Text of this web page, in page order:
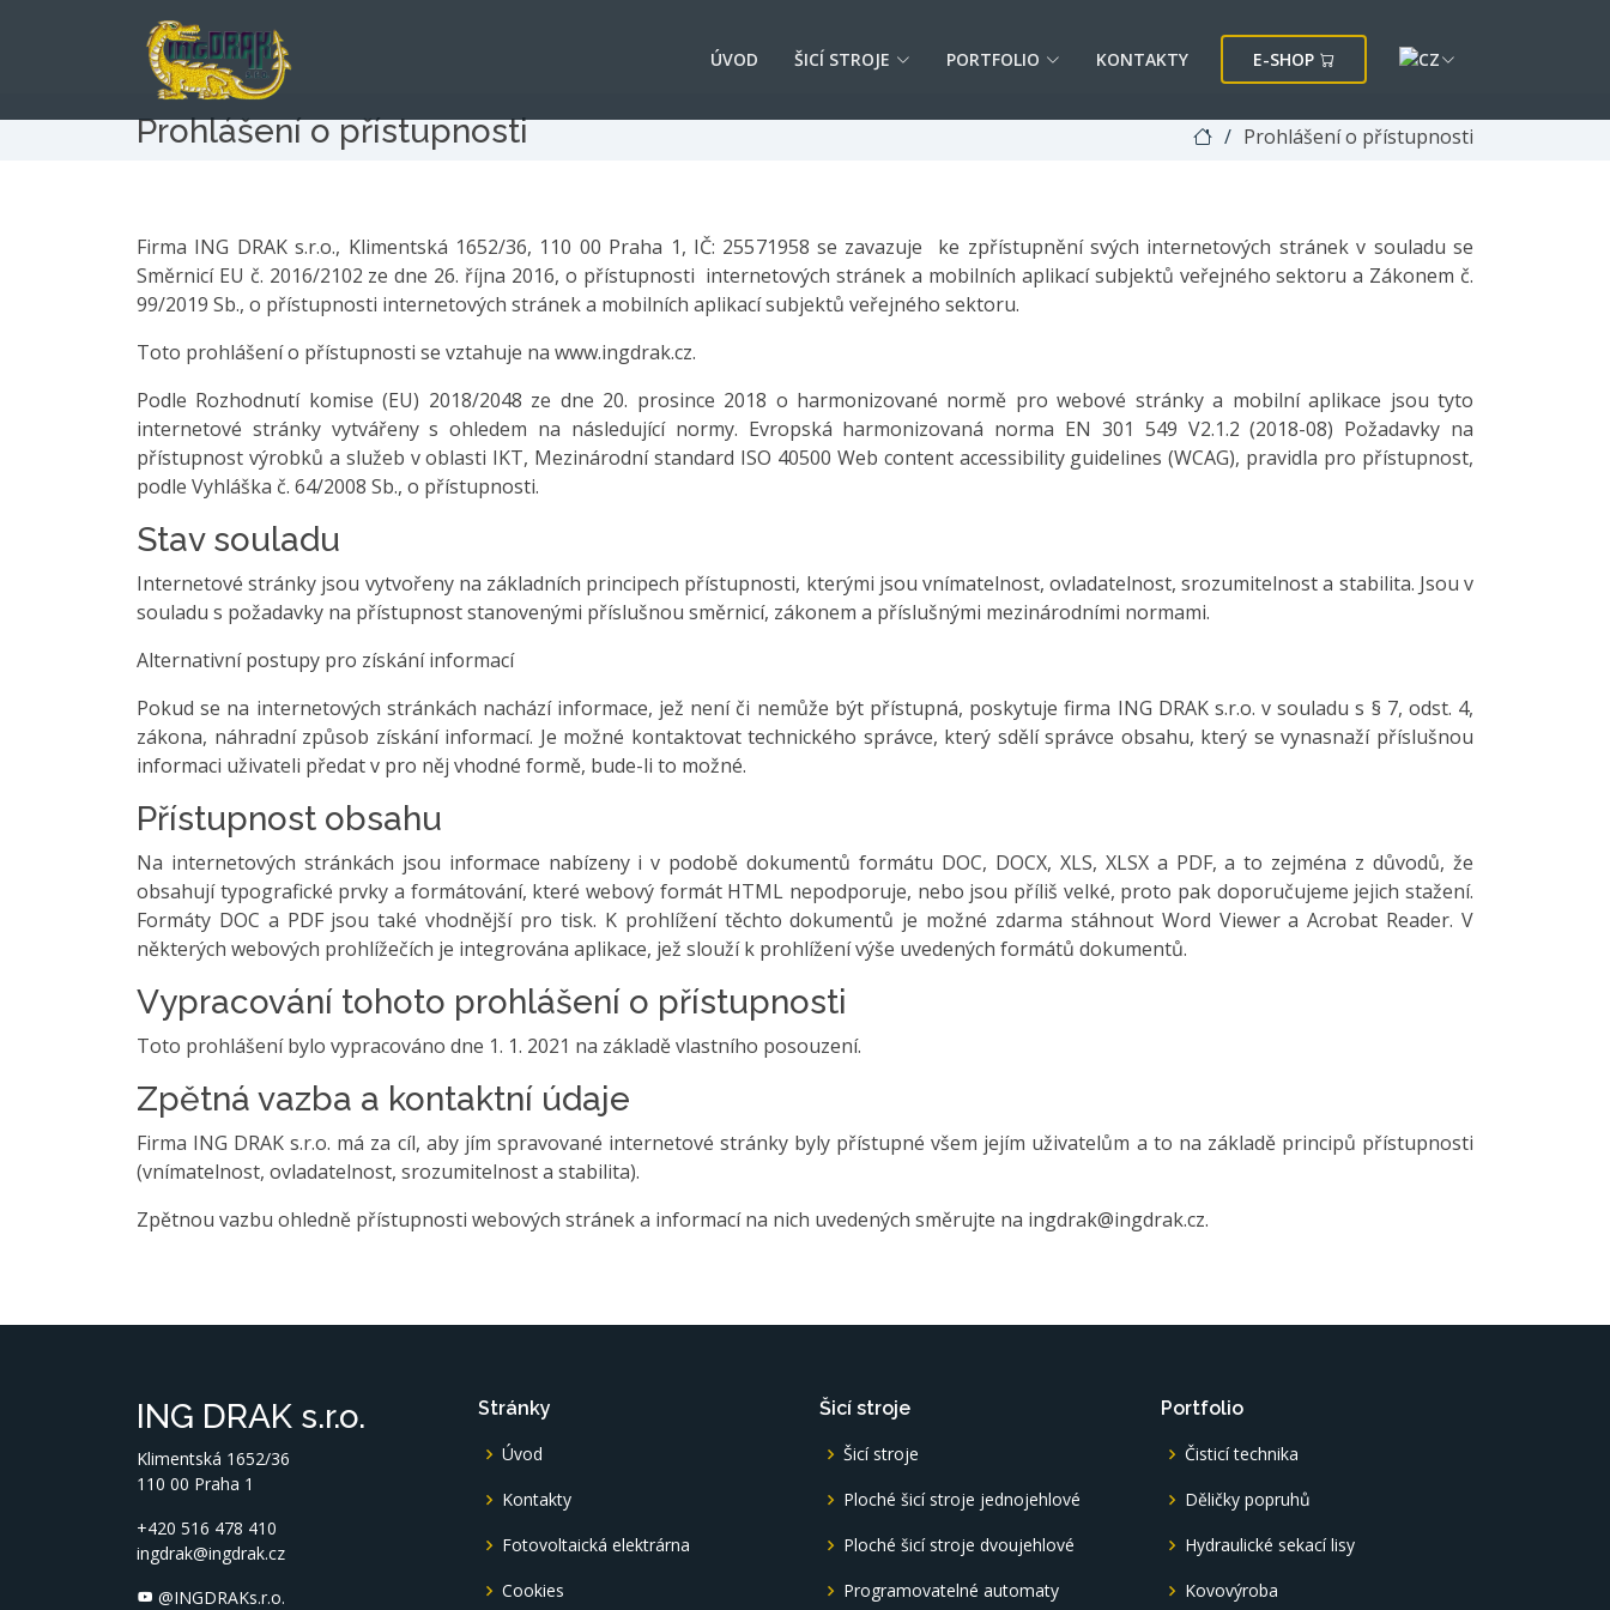
ÚVOD ŠICÍ STROJE PORTFOLIO KONTAKTY E-SHOP
Prohlášení o přístupnosti Prohlášení o přístupnosti
Firma ING DRAK s.r.o., Klimentská 1652/36, 110 00 Praha 1, IČ: 25571958 se zavazuje ke zpřístupnění svých internetových stránek v souladu se
Směrnicí EU č. 2016/2102 ze dne 26. října 2016, o přístupnosti internetových stránek a mobilních aplikací subjektů veřejného sektoru a Zákonem č.
99/2019 Sb., o přístupnosti internetových stránek a mobilních aplikací subjektů veřejného sektoru.
Toto prohlášení o přístupnosti se vztahuje na www.ingdrak.cz.
Podle Rozhodnutí komise (EU) 2018/2048 ze dne 20. prosince 2018 o harmonizované normě pro webové stránky a mobilní aplikace jsou tyto
internetové stránky vytvářeny s ohledem na následující normy. Evropská harmonizovaná norma EN 301 549 V2.1.2 (2018-08) Požadavky na
přístupnost výrobků a služeb v oblasti IKT, Mezinárodní standard ISO 40500 Web content accessibility guidelines (WCAG), pravidla pro přístupnost,
podle Vyhláška č. 64/2008 Sb., o přístupnosti.
Stav souladu
Internetové stránky jsou vytvořeny na základních principech přístupnosti, kterými jsou vnímatelnost, ovladatelnost, srozumitelnost a stabilita. Jsou v
souladu s požadavky na přístupnost stanovenými příslušnou směrnicí, zákonem a příslušnými mezinárodními normami.
Alternativní postupy pro získání informací
Pokud se na internetových stránkách nachází informace, jež není či nemůže být přístupná, poskytuje firma ING DRAK s.r.o. v souladu s § 7, odst. 4,
zákona, náhradní způsob získání informací. Je možné kontaktovat technického správce, který sdělí správce obsahu, který se vynasnaží příslušnou
informaci uživateli předat v pro něj vhodné formě, bude-li to možné.
Přístupnost obsahu
Na internetových stránkách jsou informace nabízeny i v podobě dokumentů formátu DOC, DOCX, XLS, XLSX a PDF, a to zejména z důvodů, že
obsahují typografické prvky a formátování, které webový formát HTML nepodporuje, nebo jsou příliš velké, proto pak doporučujeme jejich stažení.
Formáty DOC a PDF jsou také vhodnější pro tisk. K prohlížení těchto dokumentů je možné zdarma stáhnout Word Viewer a Acrobat Reader. V
některých webových prohlížečích je integrována aplikace, jež slouží k prohlížení výše uvedených formátů dokumentů.
Vypracování tohoto prohlášení o přístupnosti
Toto prohlášení bylo vypracováno dne 1. 1. 2021 na základě vlastního posouzení.
Zpětná vazba a kontaktní údaje
Firma ING DRAK s.r.o. má za cíl, aby jím spravované internetové stránky byly přístupné všem jejím uživatelům a to na základě principů přístupnosti
(vnímatelnost, ovladatelnost, srozumitelnost a stabilita).
Zpětnou vazbu ohledně přístupnosti webových stránek a informací na nich uvedených směrujte na ingdrak@ingdrak.cz.
ING DRAK s.r.o.
Klimentská 1652/36
110 00 Praha 1
+420 516 478 410
ingdrak@ingdrak.cz
@INGDRAKs.r.o.
Stránky
Úvod
Kontakty
Fotovoltaická elektrárna
Cookies
Šicí stroje
Šicí stroje
Ploché šicí stroje jednojehlové
Ploché šicí stroje dvoujehlové
Programovatelné automaty
Portfolio
Čisticí technika
Děličky popruhů
Hydraulické sekací lisy
Kovovýroba